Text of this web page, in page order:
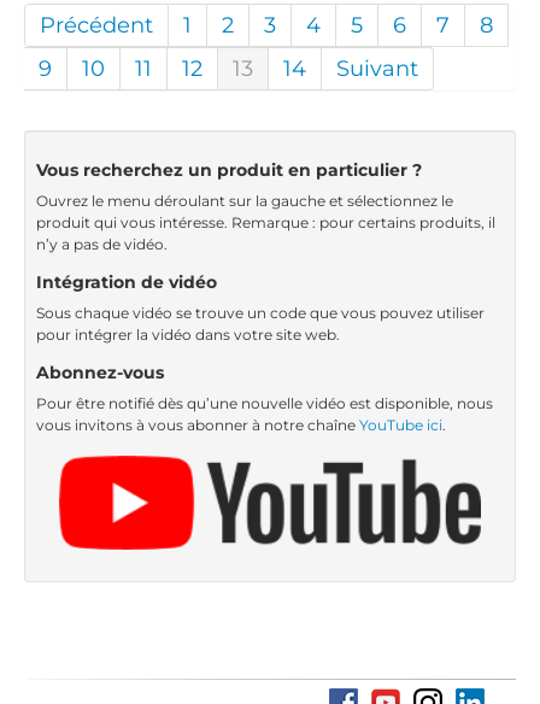
Précédent 1 2 3 4 5 6 7
8
9
10 11 12 13 14 Suivant
Vous recherchez un produit en particulier ?
Ouvrez le menu déroulant sur la gauche et sélectionnez le
produit qui vous intéresse. Remarque : pour certains produits, il
n’y a pas de vidéo.
Intégration de vidéo
Sous chaque vidéo se trouve un code que vous pouvez utiliser
pour intégrer la vidéo dans votre site web.
Abonnez-vous
Pour être notifié dès qu’une nouvelle vidéo est disponible, nous
vous invitons à vous abonner à notre chaîne YouTube ici.